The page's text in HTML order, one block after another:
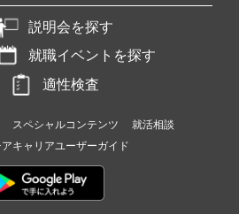
説明会を探す
就職イベントを探す
適性検査
スペシャルコンテンツ
就活相談
キャリアユーザーガイド